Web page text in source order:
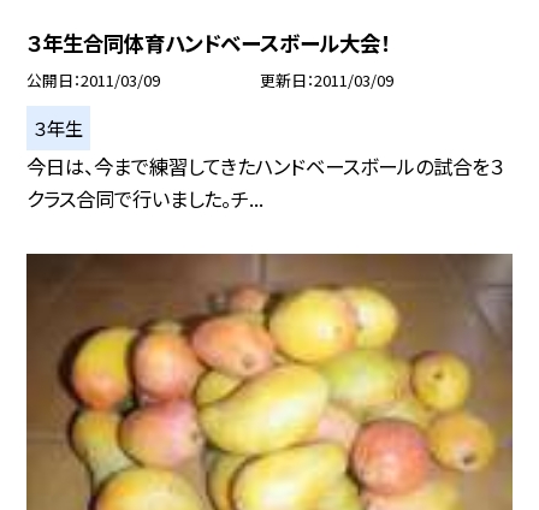
３年生合同体育ハンドベースボール大会！
公開日 2011/03/09 更新日 2011/03/09
３年生
今日は、今まで練習してきたハンドベースボールの試合を３
クラス合同で行いました。チ...